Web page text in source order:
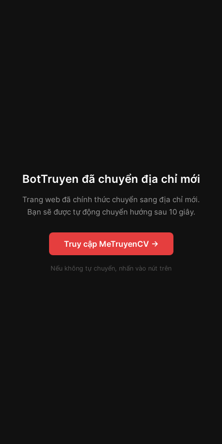
BotTruyen đã chuyển địa chỉ mới
Trang web đã chính thức chuyển sang địa chỉ mới.
Bạn sẽ được tự động chuyển hướng sau 10 giây.
Truy cập MeTruyenCV →
Nếu không tự chuyển, nhấn vào nút trên